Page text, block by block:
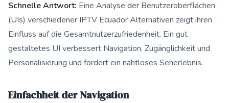
Schnelle Antwort: Eine Analyse der Benutzeroberflächen
(UIs) verschiedener IPTV Ecuador Alternativen zeigt ihren
Einfluss auf die Gesamtnutzerzufriedenheit. Ein gut
gestaltetes UI verbessert Navigation, Zugänglichkeit und
Personalisierung und fördert ein nahtloses Seherlebnis.
Einfachheit der Navigation